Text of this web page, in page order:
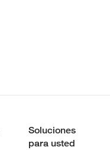
Soluciones
para usted